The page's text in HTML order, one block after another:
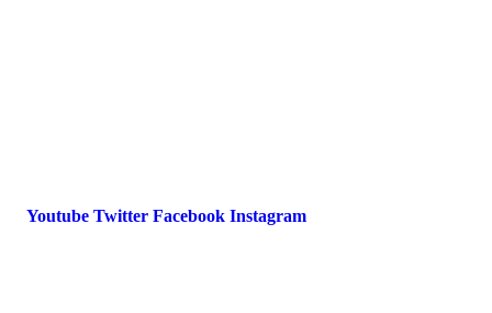
Youtube Twitter Facebook Instagram